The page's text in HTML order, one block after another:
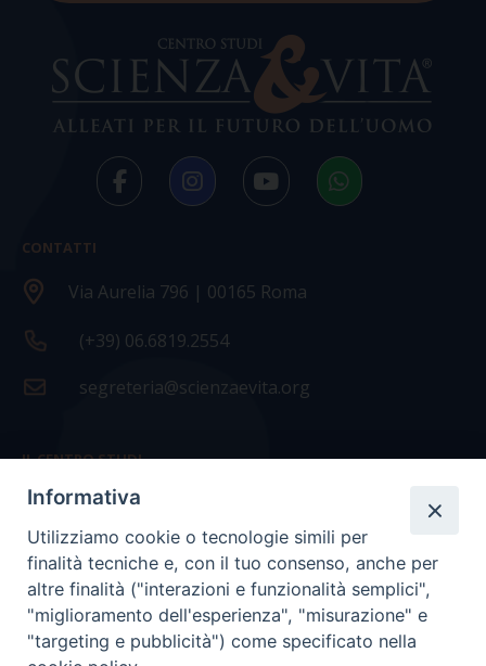
CONTATTI
Via Aurelia 796 | 00165 Roma
(+39) 06.6819.2554
segreteria@scienzaevita.org
IL CENTRO STUDI
La nostra storia
Statuto
Presidenza e ufficio presidenza
Consiglio scientifico
Informativa
Utilizziamo cookie o tecnologie simili per
finalità tecniche e, con il tuo consenso, anche per
altre finalità ("interazioni e funzionalità semplici",
"miglioramento dell'esperienza", "misurazione" e
"targeting e pubblicità") come specificato nella